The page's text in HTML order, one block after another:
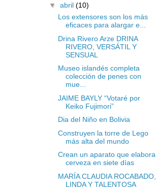
▼abril(10)
Los extensores son los más
eficaces para alargar e...
Drina Rivero Arze DRINA
RIVERO, VERSÁTIL Y
SENSUAL
Museo islandés completa
colección de penes con
mue...
JAIME BAYLY “Votaré por
Keiko Fujimori”
Dia del Niño en Bolivia
Construyen la torre de Lego
más alta del mundo
Crean un aparato que elabora
cerveza en siete días
MARÍA CLAUDIA ROCABADO,
LINDA Y TALENTOSA